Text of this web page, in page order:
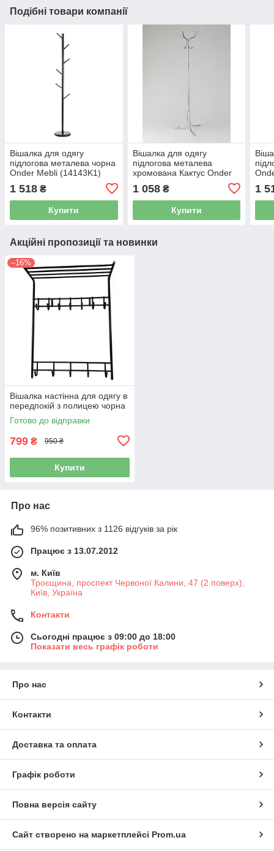
Подібні товари компанії
Вішалка для одягу
підлогова металева чорна
Onder Mebli (14143K1)
1 518 ₴
Купити
Вішалка для одягу
підлогова металева
хромована Кактус Onder
1 058₴
Купити
1
Акційні пропозиції та новинки
–16%
Вішалка настінна для одягу в
передпокій з полицею чорна
Готово до відправки
799 ₴ 950 ₴
Купити
Про нас
96% позитивних з 1126 відгуків за рік
Працює з 13.07.2012
м. Київ
Троєщина, проспект Червоної Калини, 47 (2 поверх),
Київ, Україна
Контакти
Сьогодні працює з 09:00 до 18:00
Показати весь графік роботи
Про нас
Контакти
Доставка та оплата
Графік роботи
Повна версія сайту
Сайт створено на маркетплейсі Prom.ua